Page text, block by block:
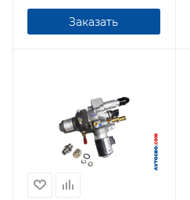
Заказать